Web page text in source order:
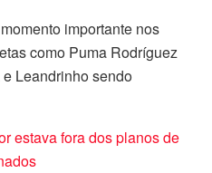
importante nos
como Puma Rodríguez
Leandrinho sendo
estava fora dos planos de